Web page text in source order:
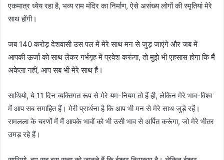
एकमात्र ध्येय रहा है, भव्य राम मंदिर का निर्माण, ऐसे असंख्य लोगों की स्मृतियां मेरे
साथ होंगी।
जब 140 करोड़ देशवासी उस पल में मेरे साथ मन से जुड़ जाएंगे और जब में
आपकी ऊर्जा को साथ लेकर गर्भगृह में प्रवेश करूंगा, तो मुझे भी एहसास होगा कि मैं
अकेला नहीं, आप सब भी मेरे साथ हैं।
साथियो, ये 11 दिन व्यक्तिगत रूप से मेरे यम-नियम तो हैं ही, लेकिन मेरे भाव-विश्व
में आप सब समाहित हैं। मेरी प्रार्थना है कि आप भी मन से मेरे साथ जुड़े रहें।
रामलला के चरणों में मैं आपके भावों को भी उसी भाव से अर्पित करूंगा, जो मेरे भीतर
उमड़ रहे हैं।